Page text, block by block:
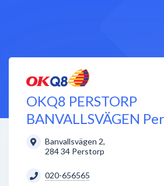
OKQ8 PERSTORP
BANVALLSVÄGEN
Banvallsvägen 2,
284 34 Perstorp
020-656565